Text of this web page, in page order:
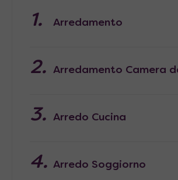
Arredamento
Arredamento Camera
Arredo Cucina
Arredo Soggiorno